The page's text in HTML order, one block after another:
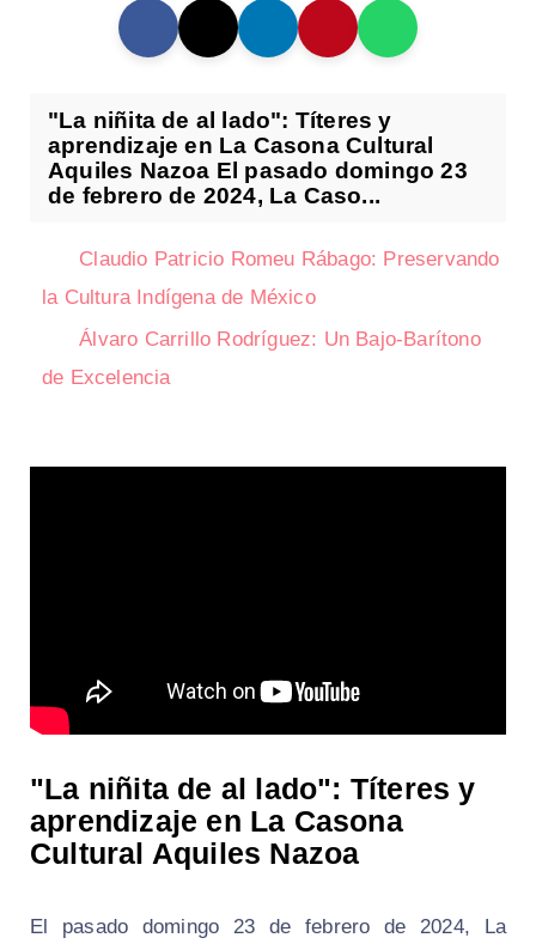
"La niñita de al lado": Títeres y
aprendizaje en La Casona Cultural
Aquiles Nazoa El pasado domingo 23
de febrero de 2024, La Caso...
Claudio Patricio Romeu Rábago: Preservando
la Cultura Indígena de México
Álvaro Carrillo Rodríguez: Un Bajo-Barítono
de Excelencia
"La niñita de al lado": Títeres y
aprendizaje en La Casona
Cultural Aquiles Nazoa
El pasado domingo 23 de febrero de 2024, La